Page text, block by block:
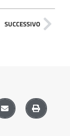
SUCCESSIVO